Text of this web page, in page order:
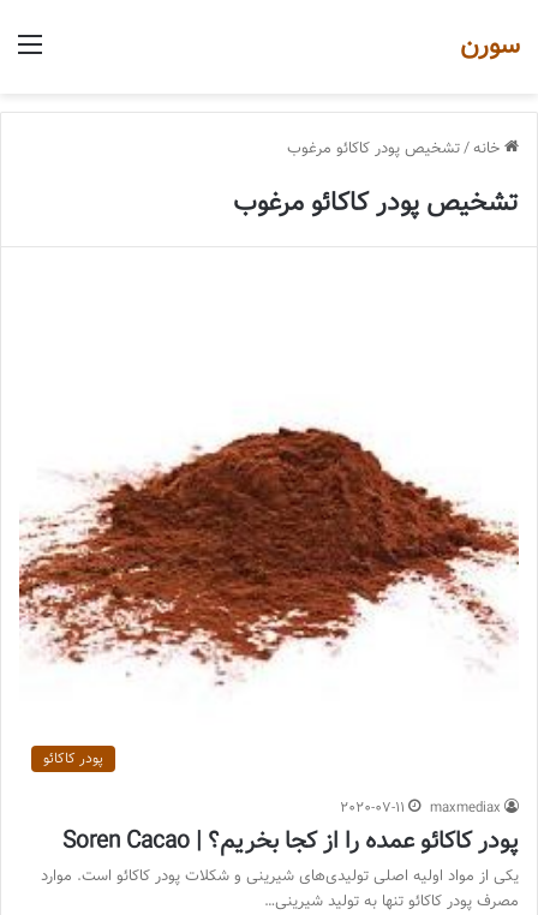
سورن
خانه/تشخیص پودر کاکائو مرغوب
تشخیص پودر کاکائو مرغوب
پودر کاکائو
maxmediax
2020-07-11
پودر کاکائو عمده را از کجا بخریم؟ | Soren Cacao
یکی از مواد اولیه اصلی تولیدی‌های شیرینی و شکلات پودر کاکائو است. موارد
مصرف پودر کاکائو تنها به تولید شیرینی…